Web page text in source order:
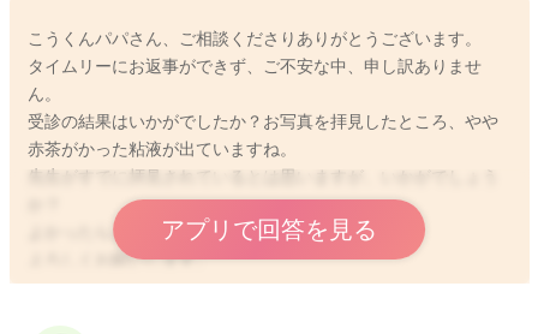
こうくんパパさん、ご相談くださりありがとうございます。
タイムリーにお返事ができず、ご不安な中、申し訳ありませ
ん。
受診の結果はいかがでしたか？お写真を拝見したところ、やや
赤茶がかった粘液が出ていますね。
先生がすでに拝見されているとは思いますが、いかがでしょう
よかったらまた教えてくださいね。
よろしくお願いします。
アプリで回答を見る